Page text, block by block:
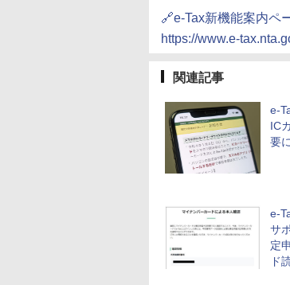
🔗e-Tax新機能案内ペ
https://www.e-
関連記事
e-
IC
要に
e-
サ
定
ド